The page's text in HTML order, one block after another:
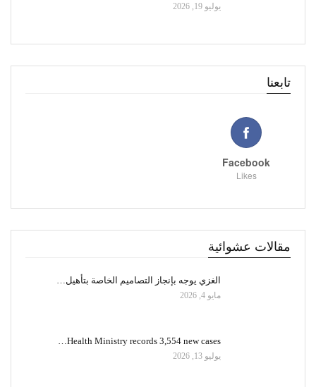
يوليو 19, 2026
تابعنا
Facebook
Likes
مقالات عشوائية
الغزي يوجه بإنجاز التصاميم الخاصة بتأهيل…
مايو 4, 2026
Health Ministry records 3,554 new cases…
يوليو 13, 2026